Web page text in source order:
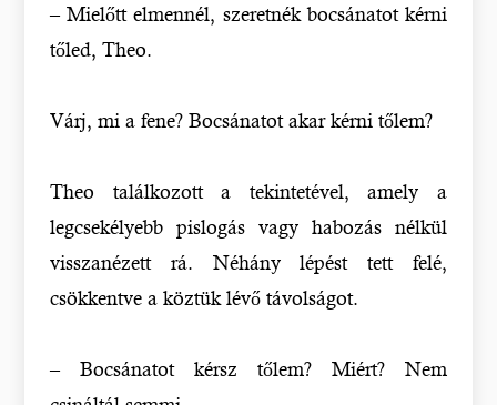
– Mielőtt elmennél, szeretnék bocsánatot kérni
tőled, Theo.
Várj, mi a fene? Bocsánatot akar kérni tőlem?
Theo találkozott a tekintetével, amely a
legcsekélyebb pislogás vagy habozás nélkül
visszanézett rá. Néhány lépést tett felé,
csökkentve a köztük lévő távolságot.
– Bocsánatot kérsz tőlem? Miért? Nem